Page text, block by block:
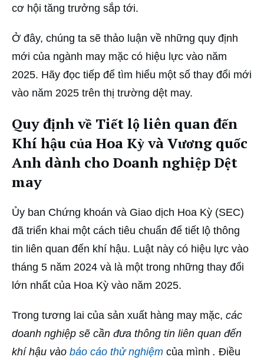
cơ hội tăng trưởng sắp tới.
Ở đây, chúng ta sẽ thảo luận về những quy định
mới của ngành may mặc có hiệu lực vào năm
2025. Hãy đọc tiếp để tìm hiểu một số thay đổi mới
vào năm 2025 trên thị trường dệt may.
Quy định về Tiết lộ liên quan đến
Khí hậu của Hoa Kỳ và Vương quốc
Anh dành cho Doanh nghiệp Dệt
may
Ủy ban Chứng khoán và Giao dịch Hoa Kỳ (SEC)
đã triển khai một cách tiêu chuẩn để tiết lộ thông
tin liên quan đến khí hậu. Luật này có hiệu lực vào
tháng 5 năm 2024 và là một trong những thay đổi
lớn nhất của Hoa Kỳ vào năm 2025.
Trong tương lai của sản xuất hàng may mặc, các
doanh nghiệp sẽ cần đưa thông tin liên quan đến
khí hậu vào báo cáo thử nghiệm của mình . Điều